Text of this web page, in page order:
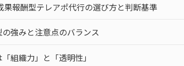
果報酬型テレアポ代行の選び方と判断基準
強みと注意点のバランス
組織力」と「透明性」